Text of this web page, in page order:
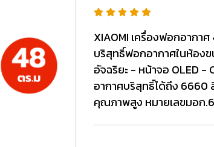
XIAOMI เครื่องฟอกอากา
บริสุทธิ์ฟอกอากาศในห้องข
อัจฉริยะ - หน้าจอ OLED -
อากาศบริสุทธิ์ได้ถึง 6660
คุณภาพสูง หมายเลขมอก